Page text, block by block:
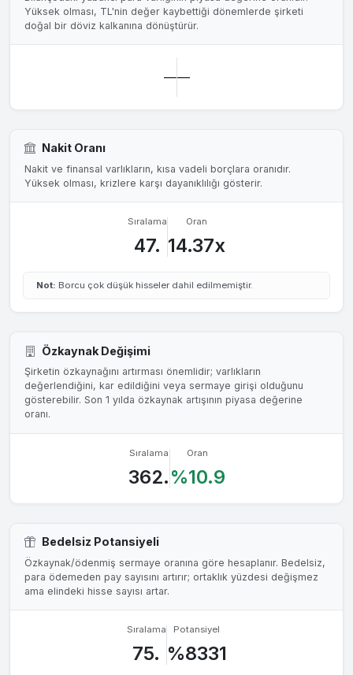
Yüksek olması, TL'nin değer kaybettiği dönemlerde şirketi
doğal bir döviz kalkanına dönüştürür.
——
Nakit Oranı
Nakit ve finansal varlıkların, kısa vadeli borçlara oranıdır.
Yüksek olması, krizlere karşı dayanıklılığı gösterir.
Sıralama
47.
Oran
14.37x
Not: Borcu çok düşük hisseler dahil edilmemiştir.
Özkaynak Değişimi
Şirketin özkaynağını artırması önemlidir; varlıkların
değerlendiğini, kar edildiğini veya sermaye girişi olduğunu
gösterebilir. Son 1 yılda özkaynak artışının piyasa değerine
oranı.
Sıralama
362.
Oran
%10.9
Bedelsiz Potansiyeli
Özkaynak/ödenmiş sermaye oranına göre hesaplanır. Bedelsiz,
para ödemeden pay sayısını artırır; ortaklık yüzdesi değişmez
ama elindeki hisse sayısı artar.
Sıralama
75.
Potansiyel
%8331